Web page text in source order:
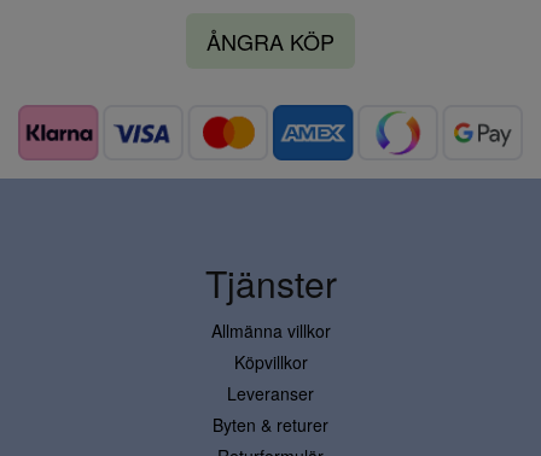
ÅNGRA KÖP
Tjänster
Allmänna villkor
Köpvillkor
Leveranser
Byten & returer